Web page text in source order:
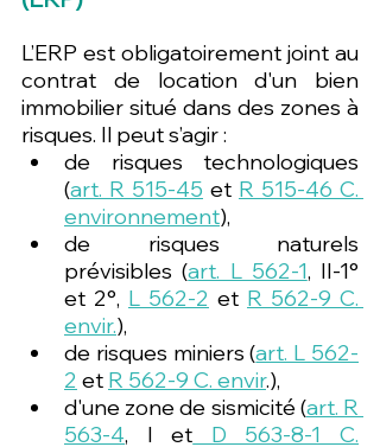
L’ERP est obligatoirement joint au
contrat de location d'un bien
immobilier situé dans des zones à
risques. Il peut s’agir :
de risques technologiques
(art. R 515-45 et R 515-46 C.
environnement),
de risques naturels
prévisibles (art. L 562-1, II-1°
et 2°, L 562-2 et R 562-9 C.
envir.),
de risques miniers (art. L 562-
2 et R 562-9 C. envir.),
d'une zone de sismicité (art. R
563-4, I et D 563-8-1 C.